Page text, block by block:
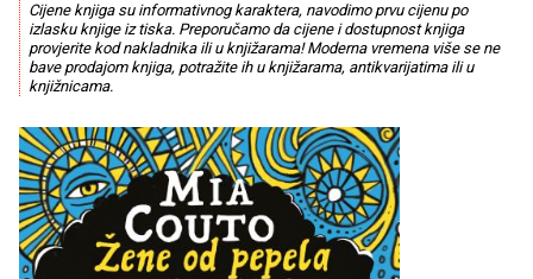
Cijene knjiga su informativnog karaktera, navodimo prvu cijenu po
izlasku knjige iz tiska. Preporučamo da cijene i dostupnost knjiga
provjerite kod nakladnika ili u knjižarama! Moderna vremena više se ne
bave prodajom knjiga, potražite ih u knjižarama, antikvarijatima ili u
knjižnicama.